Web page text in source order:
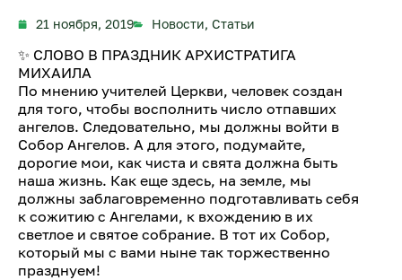
21 ноября, 2019 Новости, Статьи
✨ СЛОВО В ПРАЗДНИК АРХИСТРАТИГА
МИХАИЛА
По мнению учителей Церкви, человек создан
для того, чтобы восполнить число отпавших
ангелов. Следовательно, мы должны войти в
Собор Ангелов. А для этого, подумайте,
дорогие мои, как чиста и свята должна быть
наша жизнь. Как еще здесь, на земле, мы
должны заблаговременно подготавливать себя
к сожитию с Ангелами, к вхождению в их
светлое и святое собрание. В тот их Собор,
который мы с вами ныне так торжественно
празднуем!